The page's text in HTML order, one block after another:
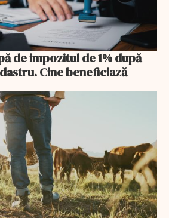
de impozitul de 1% după
Cine beneficiază